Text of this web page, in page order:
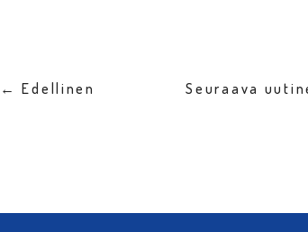
← Edellinen Seuraava